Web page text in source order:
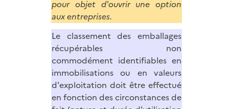
pour objet d'ouvrir une option
aux entreprises.
Le classement des emballages
récupérables non
commodément identifiables en
immobilisations ou en valeurs
d'exploitation doit être effectué
en fonction des circonstances de